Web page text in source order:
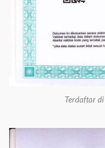
Terdaftar di